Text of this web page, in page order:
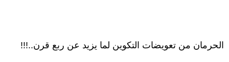
الحرمان من تعويضات التكوين لما يزيد عن ربع قرن..!!!